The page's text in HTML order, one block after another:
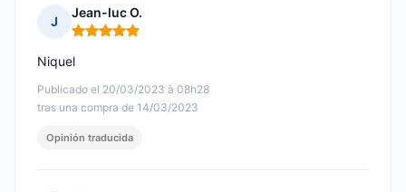
J
Jean-luc O.
Nota: 5 de 5
Publicado el 20/03/2023 à 08h28
tras una compra de 14/03/2023
Niquel
Opinión traducida